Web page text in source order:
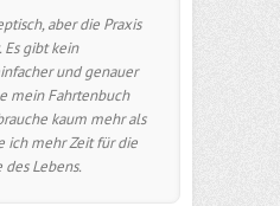
aber die Praxis
gibt kein
und genauer
mein Fahrtenbuch
kaum mehr als
ich mehr Zeit für die
Lebens.